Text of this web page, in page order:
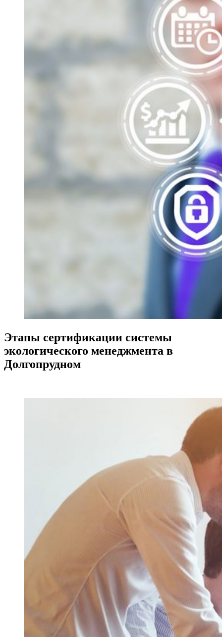
Этапы сертификации системы
экологического менеджмента в
Долгопрудном